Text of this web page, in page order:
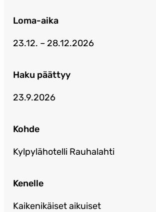
Loma-aika
23.12. – 28.12.2026
Haku päättyy
23.9.2026
Kohde
Kylpylähotelli Rauhalahti
Kenelle
Kaikenikäiset aikuiset